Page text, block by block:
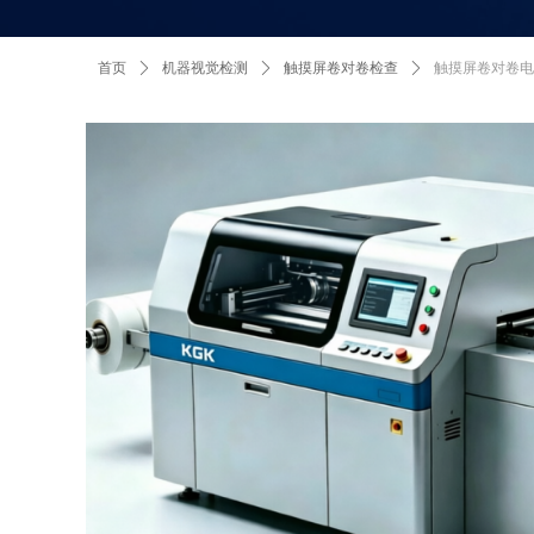
首页 ꄲ 机器视觉检测 ꄲ 触摸屏卷对卷检查 ꄲ 触摸屏卷对卷